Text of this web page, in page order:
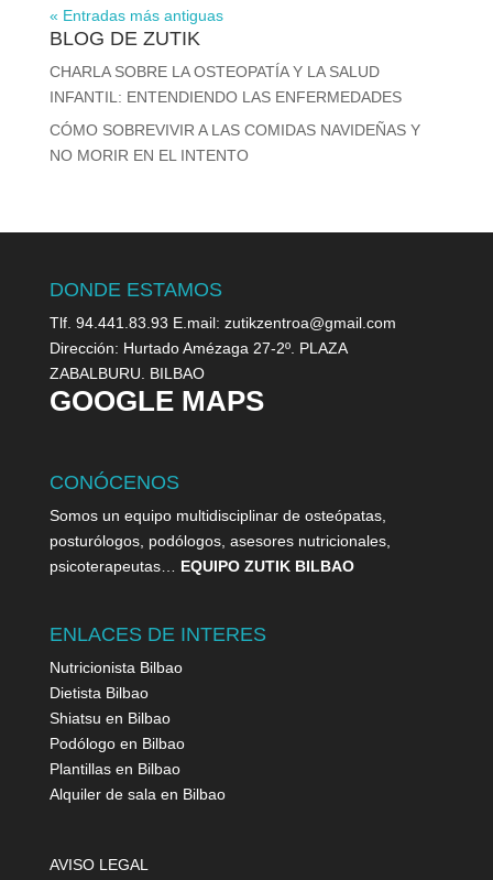
« Entradas más antiguas
BLOG DE ZUTIK
CHARLA SOBRE LA OSTEOPATÍA Y LA SALUD
INFANTIL: ENTENDIENDO LAS ENFERMEDADES
CÓMO SOBREVIVIR A LAS COMIDAS NAVIDEÑAS Y
NO MORIR EN EL INTENTO
DONDE ESTAMOS
Tlf. 94.441.83.93 E.mail: zutikzentroa@gmail.com
Dirección: Hurtado Amézaga 27-2º. PLAZA
ZABALBURU. BILBAO
GOOGLE MAPS
CONÓCENOS
Somos un equipo multidisciplinar de osteópatas,
posturólogos, podólogos, asesores nutricionales,
psicoterapeutas… EQUIPO ZUTIK BILBAO
ENLACES DE INTERES
Nutricionista Bilbao
Dietista Bilbao
Shiatsu en Bilbao
Podólogo en Bilbao
Plantillas en Bilbao
Alquiler de sala en Bilbao
AVISO LEGAL